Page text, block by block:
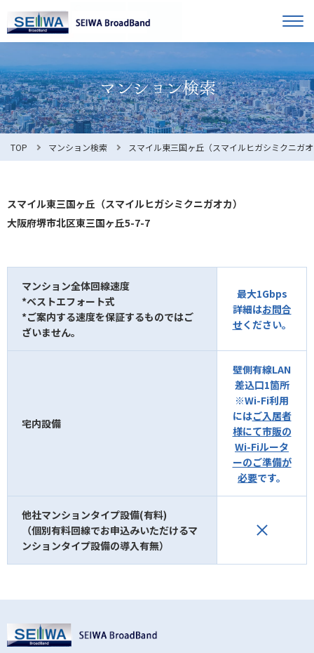
オーナー様へ
入居者様へ
お知らせ
利用規約
お問合せ マンション検索
TOP マンション検索 スマイル東三国ヶ丘（スマイルヒガシミクニガ
スマイル東三国ヶ丘（スマイルヒガシミクニガオカ）
大阪府堺市北区東三国ヶ丘5-7-7
マンション全体回線速度
*ベストエフォート式
*ご案内する速度を保証するものではご
ざいません。
最大1Gbps
詳細はお問合
せください。
宅内設備
壁側有線LAN
差込口1箇所
※Wi-Fi利用
にはご入居者
様にて市販の
Wi-Fiルータ
ーのご準備が
必要です。
他社マンションタイプ設備(有料)
（個別有料回線でお申込みいただけるマ
ンションタイプ設備の導入有無）